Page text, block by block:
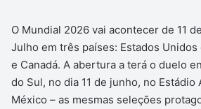
O Mundial 2026 vai acontecer de 11
Julho em três países: Estados Unidos
e Canadá. A abertura a terá o duelo
do Sul, no dia 11 de junho, no Estádio
México – as mesmas seleções